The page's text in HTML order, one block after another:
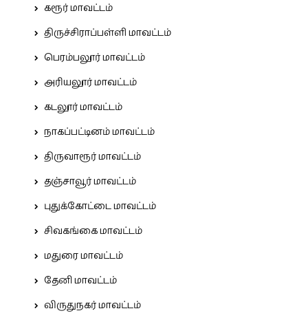
கரூர் மாவட்டம்
திருச்சிராப்பள்ளி மாவட்டம்
பெரம்பலூர் மாவட்டம்
அரியலூர் மாவட்டம்
கடலூர் மாவட்டம்
நாகப்பட்டினம் மாவட்டம்
திருவாரூர் மாவட்டம்
தஞ்சாவூர் மாவட்டம்
புதுக்கோட்டை மாவட்டம்
சிவகங்கை மாவட்டம்
மதுரை மாவட்டம்
தேனி மாவட்டம்
விருதுநகர் மாவட்டம்